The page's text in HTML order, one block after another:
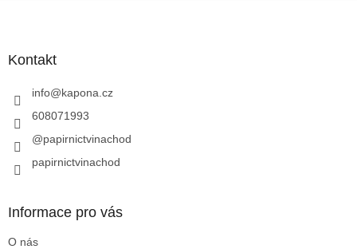
Kontakt
info@kapona.cz
608071993
@papirnictvinachod
papirnictvinachod
Informace pro vás
O nás